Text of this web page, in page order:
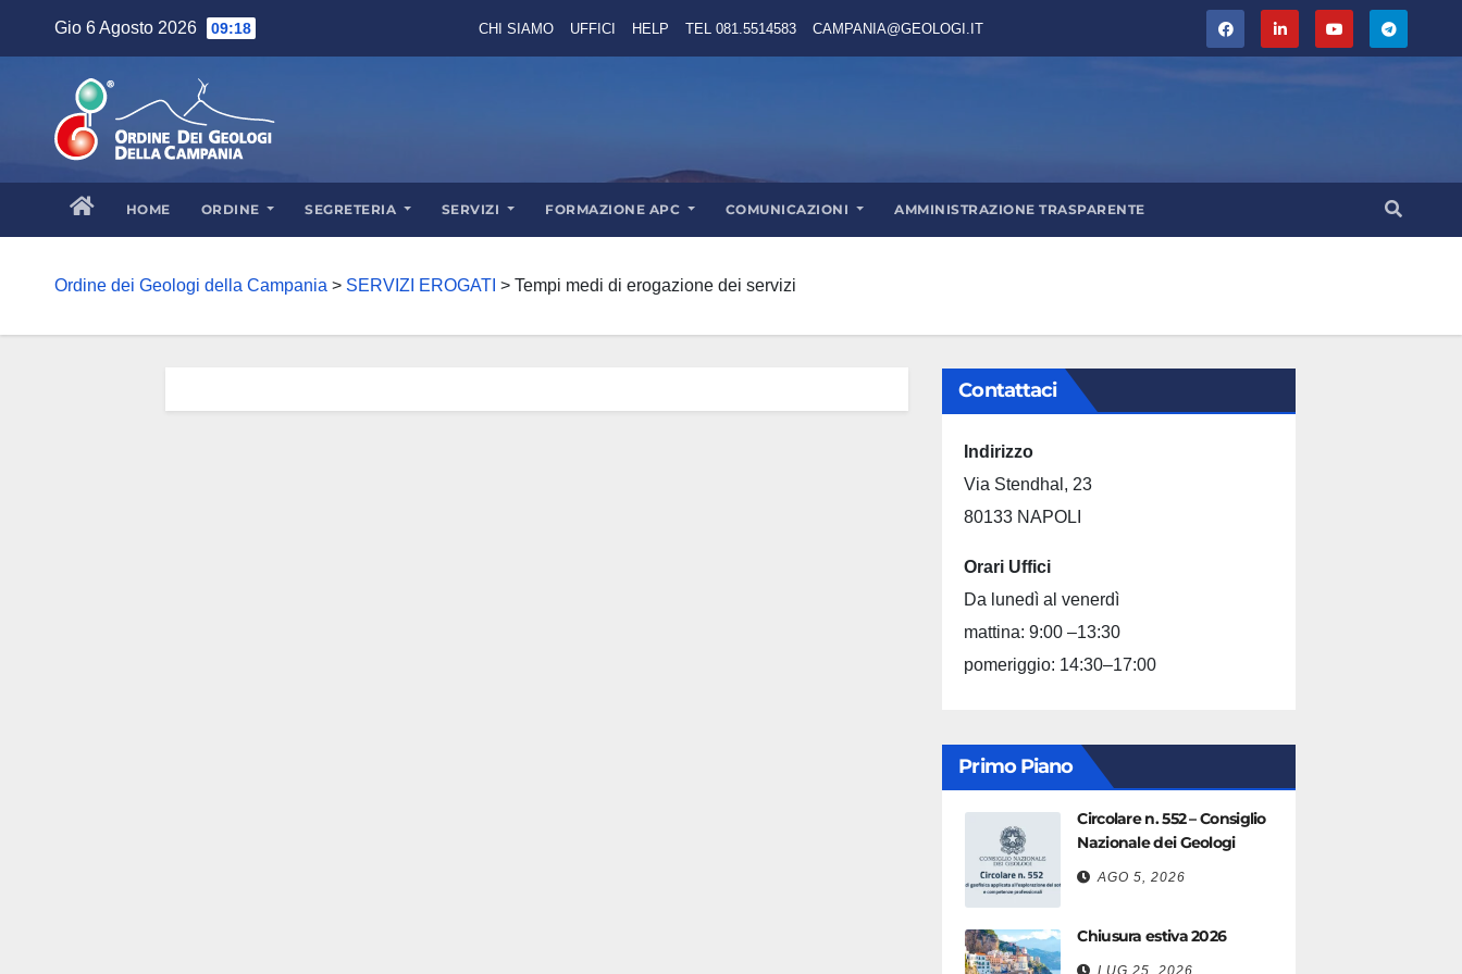
Gio 6 Agosto 2026 09:18 CHI SIAMO UFFICI HELP TEL 081.5514583 CAMPANIA@GEOLOGI.IT
HOME ORDINE SEGRETERIA SERVIZI FORMAZIONE APC COMUNICAZIONI AMMINISTRAZIONE TRASPARENTE
Ordine dei Geologi della Campania > SERVIZI EROGATI > Tempi medi di erogazione dei servizi
Contattaci
Indirizzo
Via Stendhal, 23
80133 NAPOLI
Orari Uffici
Da lunedì al venerdì
mattina: 9:00 –13:30
pomeriggio: 14:30–17:00
Primo Piano
Circolare n. 552 – Consiglio
Nazionale dei Geologi
AGO 5, 2026
Chiusura estiva 2026
LUG 25, 2026